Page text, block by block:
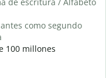
como segundo
100 millones